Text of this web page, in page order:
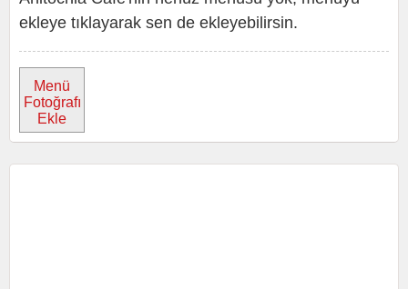
ekleye tıklayarak sen de ekleyebilirsin.
Menü
Fotoğrafı
Ekle